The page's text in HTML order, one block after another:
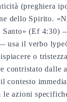
(preghiera
dello Spirito.
Santo» (Ef 4:30)
usa il verbo
o
contristato dalle
contesto
le azioni